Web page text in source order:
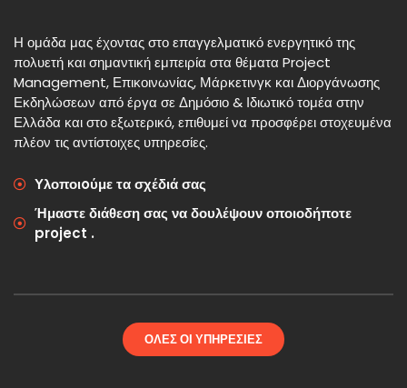
Η ομάδα μας έχοντας στο επαγγελματικό ενεργητικό της
πολυετή και σημαντική εμπειρία στα θέματα Project
Management, Επικοινωνίας, Μάρκετινγκ και Διοργάνωσης
Εκδηλώσεων από έργα σε Δημόσιο & Ιδιωτικό τομέα στην
Ελλάδα και στο εξωτερικό, επιθυμεί να προσφέρει στοχευμένα
πλέον τις αντίστοιχες υπηρεσίες.
Υλοποιoύμε τα σχέδιά σας
Ήμαστε διάθεση σας να δουλέψουν οποιοδήποτε
project .
ΟΛΕΣ ΟΙ ΥΠΗΡΕΣΙΕΣ